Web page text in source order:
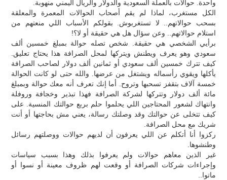
واحدة. حوالات بالعملة السعودية والدولار والريال اليمني منهوبة.
الكل مستغرب، لماذا لم يقم أصحاب الحوالات المعمرة والمعلقة
بسحب حوالاتهم.. لا تستغربوش. بقولكم الأسباب اللي منعتهم من
استلام حوالاتهم.. وعن سؤال هل هي حقيقة أو لا؟!
برأيي الشخصي هي حقيقة. شخص تصله حوالة بمبلغ خمسين ألف
سعودي وهو يعرف ويطنش ويتركها لمحل الصرافة هذا يحتاج تعليق.
كيف تترك خمسين ألف سعودي أو ثمانين ألف دولار لصاحب الصرافة
يأكلها ويقوي رأسماله ويشتغل من عرضها. والله حتى لو كانت الحوالة
خمسة آلاف بتقفز تسحبها وتروح. أما إنك تعرف أنه معك حوالة وبمبلغ
مائة ألف دولار وتتركها لشركة الصرافة فهذا تبذير وخجافة وروفلة
وانتهاك لشعور المحتاجين اللي يحلموا حلم بربع حوالتك المنسية. على
كيف تتخلى عن حوالتك وقد وصلتك رسالة، يعني مش بحاجتها أو أنت
شريك مع محل الصرافة.
ركزوا أنا أتكلم عن اللي يعرفون أن لديهم حوالات ووصلتهم رسائل
وطنشوها.
غير الذين معاهم حوالات ولم يعرفوا بذلك وهذا بسبب سياسات
وإجراءات شركات الصرافة أو وقعت لهم ظروف معينة أو نسوا أو
ماتوا..